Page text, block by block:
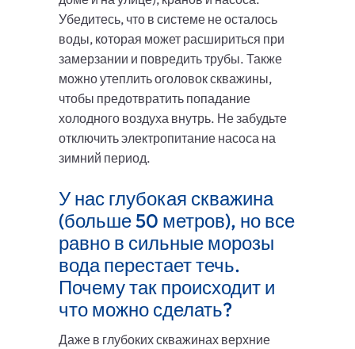
Убедитесь, что в системе не осталось
воды, которая может расшириться при
замерзании и повредить трубы. Также
можно утеплить оголовок скважины,
чтобы предотвратить попадание
холодного воздуха внутрь. Не забудьте
отключить электропитание насоса на
зимний период.
У нас глубокая скважина
(больше 50 метров), но все
равно в сильные морозы
вода перестает течь.
Почему так происходит и
что можно сделать?
Даже в глубоких скважинах верхние